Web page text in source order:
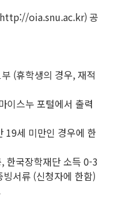
oia.snu.ac.kr) 공
(휴학생의 경우, 재적
이스누 포털에서 출력
19세 미만인 경우에 한
한국장학재단 소득 0-3
서류 (신청자에 한함)